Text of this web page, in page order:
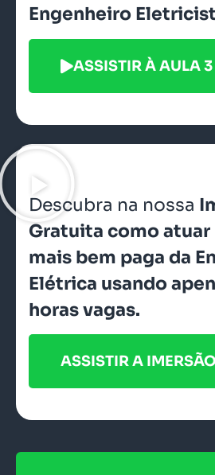
Engenheiro
ASSISTIR À AULA 3
ASSISTIR A IMERSÃO
Descubra na nossa
Gratuita como atuar
mais bem paga da
Elétrica usando
horas vagas.